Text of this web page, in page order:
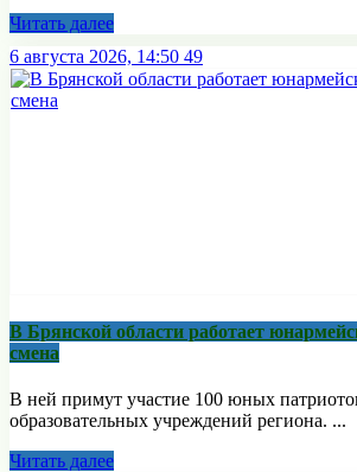
Читать далее
6 августа 2026, 14:50 49
В Брянской области работает
смена
В ней примут участие 100 юных
образовательных учреждений региона. ...
Читать далее